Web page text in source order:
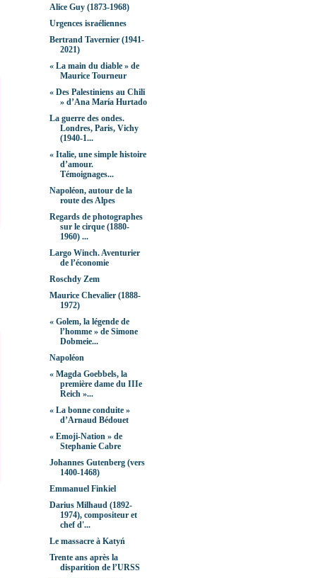
Alice Guy (1873-1968)
Urgences israéliennes
Bertrand Tavernier (1941-
2021)
« La main du diable » de
Maurice Tourneur
« Des Palestiniens au Chili
» d’Ana María Hurtado
La guerre des ondes.
Londres, Paris, Vichy
(1940-1...
« Italie, une simple histoire
d’amour.
Témoignages...
Napoléon, autour de la
route des Alpes
Regards de photographes
sur le cirque (1880-
1960) ...
Largo Winch. Aventurier
de l’économie
Roschdy Zem
Maurice Chevalier (1888-
1972)
« Golem, la légende de
l’homme » de Simone
Dobmeie...
Napoléon
« Magda Goebbels, la
première dame du IIIe
Reich »...
« La bonne conduite »
d’Arnaud Bédouet
« Emoji-Nation » de
Stephanie Cabre
Johannes Gutenberg (vers
1400-1468)
Emmanuel Finkiel
Darius Milhaud (1892-
1974), compositeur et
chef d'...
Le massacre à Katyń
Trente ans après la
disparition de l’URSS